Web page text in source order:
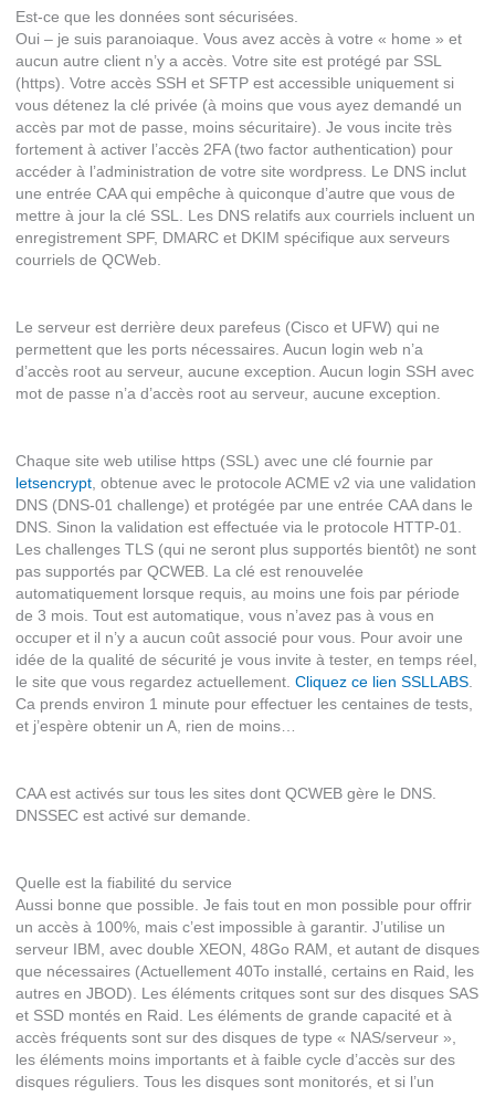
Est-ce que les données sont sécurisées.
Oui – je suis paranoiaque. Vous avez accès à votre « home » et
aucun autre client n’y a accès. Votre site est protégé par SSL
(https). Votre accès SSH et SFTP est accessible uniquement si
vous détenez la clé privée (à moins que vous ayez demandé un
accès par mot de passe, moins sécuritaire). Je vous incite très
fortement à activer l’accès 2FA (two factor authentication) pour
accéder à l’administration de votre site wordpress. Le DNS inclut
une entrée CAA qui empêche à quiconque d’autre que vous de
mettre à jour la clé SSL. Les DNS relatifs aux courriels incluent un
enregistrement SPF, DMARC et DKIM spécifique aux serveurs
courriels de QCWeb.
Le serveur est derrière deux parefeus (Cisco et UFW) qui ne
permettent que les ports nécessaires. Aucun login web n’a
d’accès root au serveur, aucune exception. Aucun login SSH avec
mot de passe n’a d’accès root au serveur, aucune exception.
Chaque site web utilise https (SSL) avec une clé fournie par
letsencrypt, obtenue avec le protocole ACME v2 via une validation
DNS (DNS-01 challenge) et protégée par une entrée CAA dans le
DNS. Sinon la validation est effectuée via le protocole HTTP-01.
Les challenges TLS (qui ne seront plus supportés bientôt) ne sont
pas supportés par QCWEB. La clé est renouvelée
automatiquement lorsque requis, au moins une fois par période
de 3 mois. Tout est automatique, vous n’avez pas à vous en
occuper et il n’y a aucun coût associé pour vous. Pour avoir une
idée de la qualité de sécurité je vous invite à tester, en temps réel,
le site que vous regardez actuellement. Cliquez ce lien SSLLABS.
Ca prends environ 1 minute pour effectuer les centaines de tests,
et j’espère obtenir un A, rien de moins…
CAA est activés sur tous les sites dont QCWEB gère le DNS.
DNSSEC est activé sur demande.
Quelle est la fiabilité du service
Aussi bonne que possible. Je fais tout en mon possible pour offrir
un accès à 100%, mais c’est impossible à garantir. J’utilise un
serveur IBM, avec double XEON, 48Go RAM, et autant de disques
que nécessaires (Actuellement 40To installé, certains en Raid, les
autres en JBOD). Les éléments critques sont sur des disques SAS
et SSD montés en Raid. Les éléments de grande capacité et à
accès fréquents sont sur des disques de type « NAS/serveur »,
les éléments moins importants et à faible cycle d’accès sur des
disques réguliers. Tous les disques sont monitorés, et si l’un